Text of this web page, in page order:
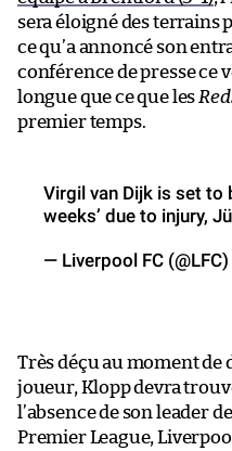
sera éloigné des terrains
ce qu’a annoncé son
conférence de presse ce
longue que ce que les
premier temps.
Virgil van Dijk is set to
weeks’ due to injury,
— Liverpool FC (@LFC)
Très déçu au moment de
joueur, Klopp devra
l’absence de son leader
Premier League,